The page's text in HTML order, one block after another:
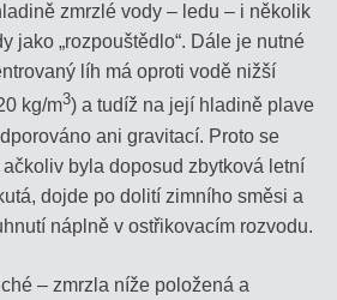
zmrzlé vody – ledu – i několik
jako „rozpouštědlo“. Dále je nutné
líh má oproti vodě nižší
kg/m3) a tudíž na její hladině plave
ani gravitací. Proto se
byla doposud zbytková letní
dojde po dolití zimního směsi a
náplně v ostřikovacím rozvodu.
– zmrzla níže položená a